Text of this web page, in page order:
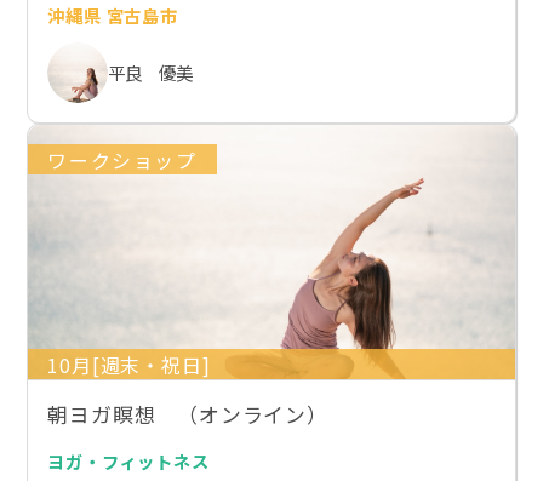
沖縄県 宮古島市
平良 優美
ワークショップ
10月[週末・祝日]
朝ヨガ瞑想 （オンライン）
ヨガ・フィットネス